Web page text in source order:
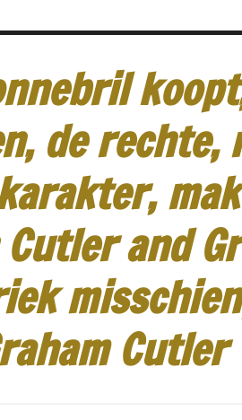
de rechte,
and
Cutler